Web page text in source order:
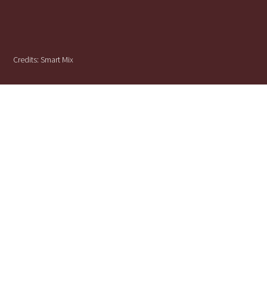
Credits:Smart Mix